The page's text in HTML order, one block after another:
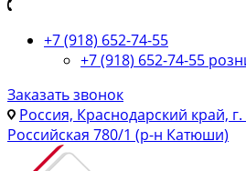
+7 (918) 652-74-55
+7 (918) 652-74-55
Заказать звонок
Россия, Краснодарский край,
Российская 780/1 (р-н Катюши)